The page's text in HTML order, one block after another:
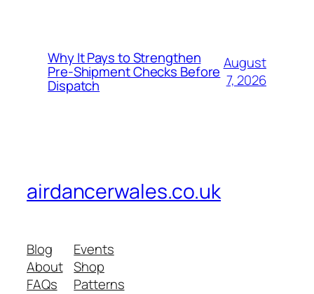
Why It Pays to Strengthen
Pre-Shipment Checks Before
Dispatch
August
7, 2026
airdancerwales.co.uk
Blog
About
FAQs
Events
Shop
Patterns